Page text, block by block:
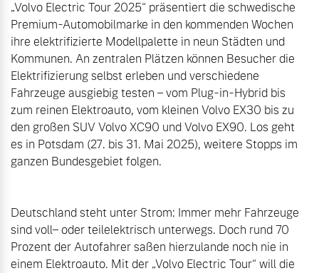
„Volvo Electric Tour 2025“ präsentiert die schwedische
Premium-Automobilmarke in den kommenden Wochen
ihre elektrifizierte Modellpalette in neun Städten und
Kommunen. An zentralen Plätzen können Besucher die
Elektrifizierung selbst erleben und verschiedene
Fahrzeuge ausgiebig testen – vom Plug-in-Hybrid bis
zum reinen Elektroauto, vom kleinen Volvo EX30 bis zu
den großen SUV Volvo XC90 und Volvo EX90. Los geht
es in Potsdam (27. bis 31. Mai 2025), weitere Stopps im
ganzen Bundesgebiet folgen.
Deutschland steht unter Strom: Immer mehr Fahrzeuge
sind voll– oder teilelektrisch unterwegs. Doch rund 70
Prozent der Autofahrer saßen hierzulande noch nie in
einem Elektroauto. Mit der „Volvo Electric Tour“ will die